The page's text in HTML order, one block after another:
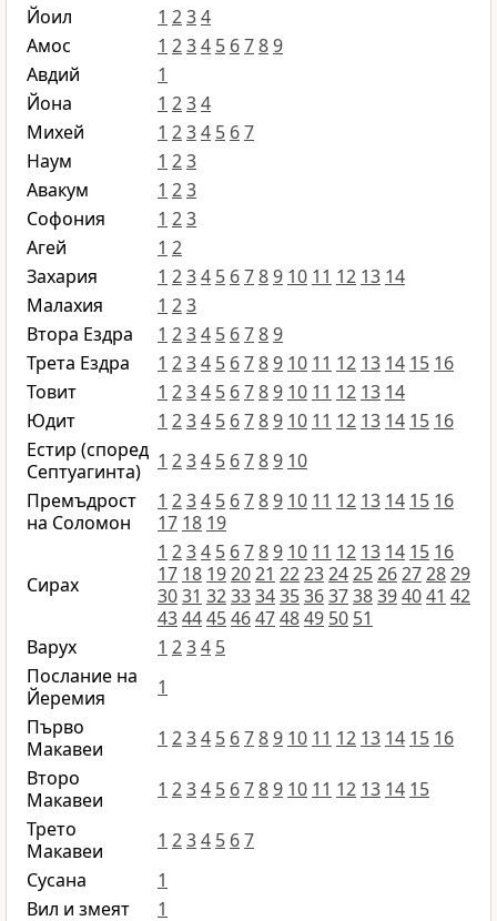
Йоил
1 234
Амос
1 234 5 6789
Авдий
1
Йона
1 234
Михей
1 234 5 67
Наум
1 23
Авакум
1 23
Софония
1 23
Агей
1 2
Захария
1 234 5 6789 10 11 12 13 14
Малахия
1 23
Втора Ездра
1 234 5 6789
Трета Ездра
1 234 5 6789 10 11 12 13 14 15 16
Товит
1 234 5 6789 10 11 12 13 14
Юдит
1 234 5 6789 10 11 12 13 14 15 16
Естир (според
Септуагинта)
1 234 5 6789 10
Премъдрост
на Соломон
1 234 5 6789 10 11 12 13 14 15 16
17 18 19
Сирах
1 234 5 6789 10 11 12 13 14 15 16
17 18 192021 2223242526272829
3031 32333435363738394041 42
43444546474849 50 51
Варух
1 234 5
Послание на
Йеремия
1
Първо
Макавеи
1 234 5 6789 10 11 12 13 14 15 16
Второ
Макавеи
1 234 5 6789 10 11 12 13 14 15
Трето
Макавеи
1 234 5 67
Сусана
1
Вил и змеят
1